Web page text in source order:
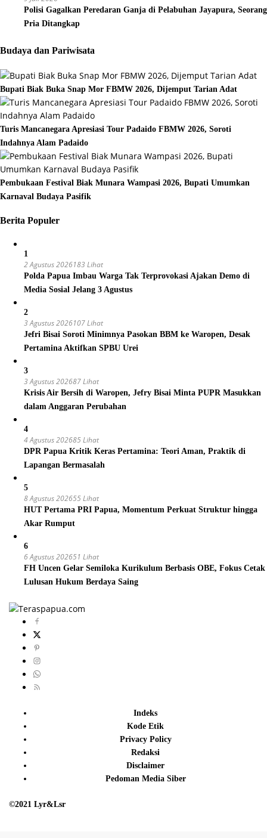
Polisi Gagalkan Peredaran Ganja di Pelabuhan Jayapura, Seorang
Pria Ditangkap
Budaya dan Pariwisata
Bupati Biak Buka Snap Mor FBMW 2026, Dijemput Tarian Adat
Turis Mancanegara Apresiasi Tour Padaido FBMW 2026, Soroti
Indahnya Alam Padaido
Pembukaan Festival Biak Munara Wampasi 2026, Bupati Umumkan
Karnaval Budaya Pasifik
Berita Populer
1
2 Agustus 2026183 Lihat
Polda Papua Imbau Warga Tak Terprovokasi Ajakan Demo di
Media Sosial Jelang 3 Agustus
2
3 Agustus 2026107 Lihat
Jefri Bisai Soroti Minimnya Pasokan BBM ke Waropen, Desak
Pertamina Aktifkan SPBU Urei
3
3 Agustus 202687 Lihat
Krisis Air Bersih di Waropen, Jefry Bisai Minta PUPR Masukkan
dalam Anggaran Perubahan
4
4 Agustus 202685 Lihat
DPR Papua Kritik Keras Pertamina: Teori Aman, Praktik di
Lapangan Bermasalah
5
8 Agustus 202655 Lihat
HUT Pertama PRI Papua, Momentum Perkuat Struktur hingga
Akar Rumput
6
6 Agustus 202651 Lihat
FH Uncen Gelar Semiloka Kurikulum Berbasis OBE, Fokus Cetak
Lulusan Hukum Berdaya Saing
Indeks
Kode Etik
Privacy Policy
Redaksi
Disclaimer
Pedoman Media Siber
©2021 Lyr&Lsr